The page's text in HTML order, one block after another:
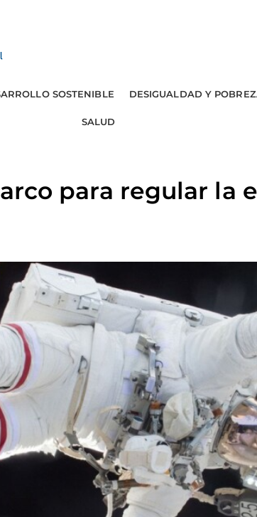
SOSTENIBLE DESIGUALDAD Y
SALUD
para regular la